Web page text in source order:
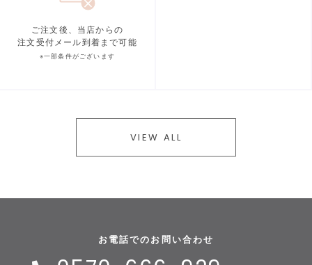
ご注文後、当店からの
注文受付メール到着まで可能
※一部条件がございます
VIEW ALL
お電話でのお問い合わせ